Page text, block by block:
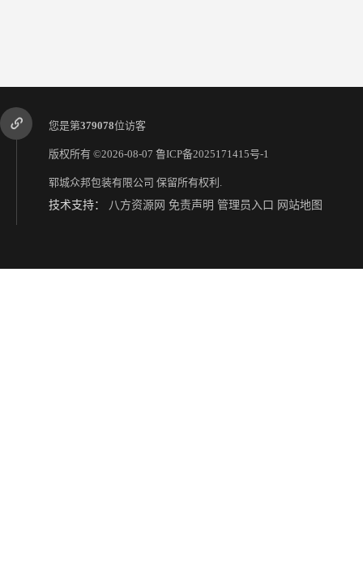
您是第379078位访客
版权所有 ©2026-08-07 鲁ICP备2025171415号-1
郓城众邦包装有限公司 保留所有权利.
技术支持： 八方资源网 免责声明 管理员入口 网站地图